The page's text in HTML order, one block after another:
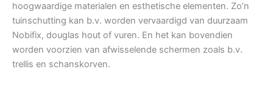
hoogwaardige materialen en esthetische elementen. Zo’n
tuinschutting kan b.v. worden vervaardigd van duurzaam
Nobifix, douglas hout of vuren. En het kan bovendien
worden voorzien van afwisselende schermen zoals b.v.
trellis en schanskorven.